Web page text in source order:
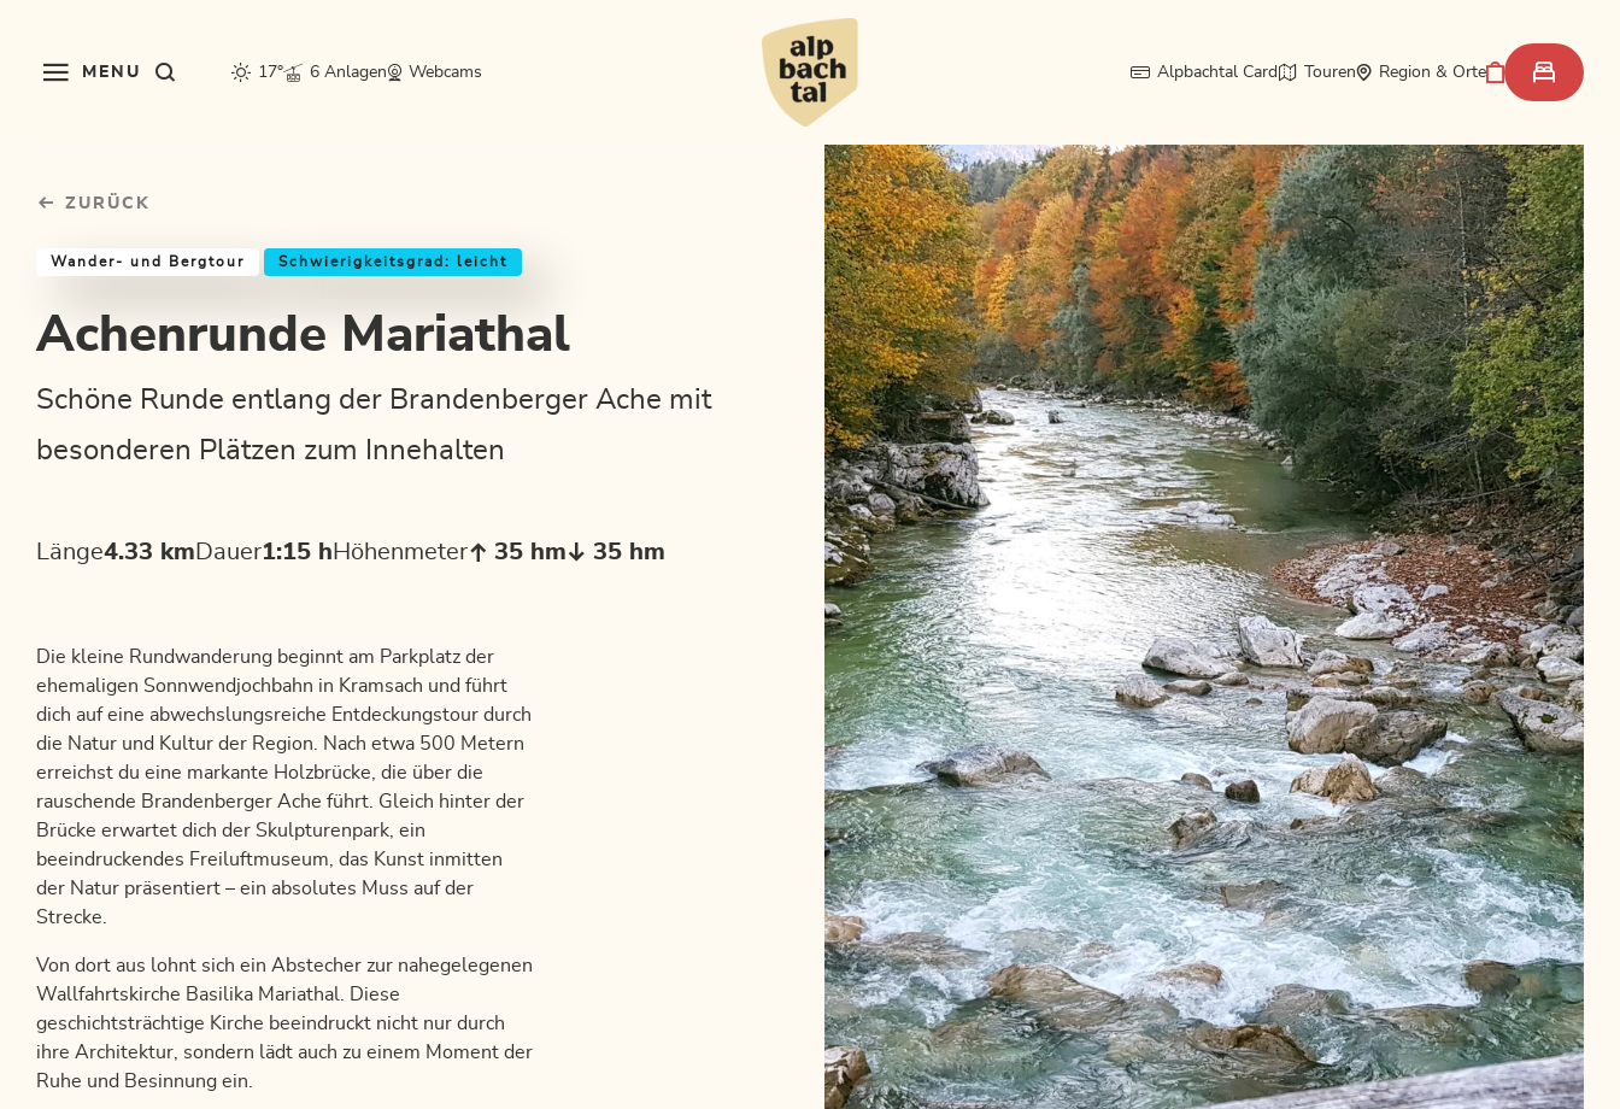
MENU 17° 6 Anlagen Webcams Alpbachtal Card Touren Region & Orte
ZURÜCK
Wander- und Bergtour Schwierigkeitsgrad: leicht
Achenrunde Mariathal
Schöne Runde entlang der Brandenberger Ache mit
besonderen Plätzen zum Innehalten
Länge4.33 km Dauer1:15 h Höhenmeter 35 hm 35 hm
Die kleine Rundwanderung beginnt am Parkplatz der
ehemaligen Sonnwendjochbahn in Kramsach und führt
dich auf eine abwechslungsreiche Entdeckungstour durch
die Natur und Kultur der Region. Nach etwa 500 Metern
erreichst du eine markante Holzbrücke, die über die
rauschende Brandenberger Ache führt. Gleich hinter der
Brücke erwartet dich der Skulpturenpark, ein
beeindruckendes Freiluftmuseum, das Kunst inmitten
der Natur präsentiert – ein absolutes Muss auf der
Strecke.
Von dort aus lohnt sich ein Abstecher zur nahegelegenen
Wallfahrtskirche Basilika Mariathal. Diese
geschichtsträchtige Kirche beeindruckt nicht nur durch
ihre Architektur, sondern lädt auch zu einem Moment der
Ruhe und Besinnung ein.